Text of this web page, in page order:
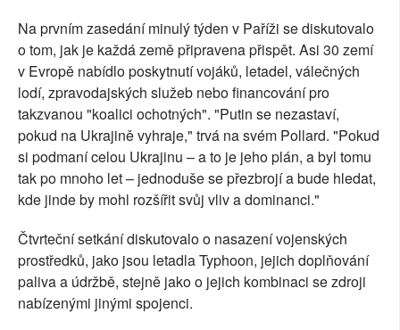
Na prvním zasedání minulý týden v Paříži se diskutovalo
o tom, jak je každá země připravena přispět. Asi 30 zemí
v Evropě nabídlo poskytnutí vojáků, letadel, válečných
lodí, zpravodajských služeb nebo financování pro
takzvanou "koalici ochotných". "Putin se nezastaví,
pokud na Ukrajině vyhraje," trvá na svém Pollard. "Pokud
si podmaní celou Ukrajinu – a to je jeho plán, a byl tomu
tak po mnoho let – jednoduše se přezbrojí a bude hledat,
kde jinde by mohl rozšířit svůj vliv a dominanci."
Čtvrteční setkání diskutovalo o nasazení vojenských
prostředků, jako jsou letadla Typhoon, jejich doplňování
paliva a údržbě, stejně jako o jejich kombinaci se zdroji
nabízenými jinými spojenci.